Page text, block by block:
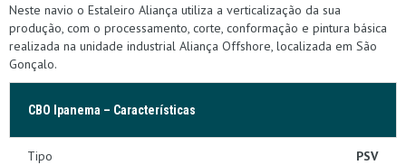
Neste navio o Estaleiro Aliança utiliza a verticalização da sua
produção, com o processamento, corte, conformação e pintura básica
realizada na unidade industrial Aliança Offshore, localizada em São
Gonçalo.
CBO Ipanema – Características
Tipo PSV